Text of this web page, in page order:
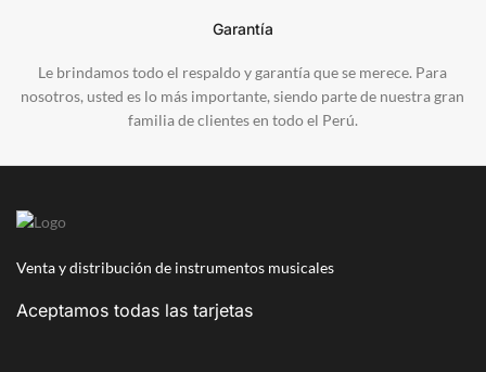
Garantía
Le brindamos todo el respaldo y garantía que se merece. Para
nosotros, usted es lo más importante, siendo parte de nuestra gran
familia de clientes en todo el Perú.
Venta y distribución de instrumentos musicales
Aceptamos todas las tarjetas